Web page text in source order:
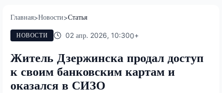
Главная>Новости>Статья
НОВОСТИ 02 апр. 2026, 10:300+
Житель Дзержинска продал доступ
к своим банковским картам и
оказался в СИЗО